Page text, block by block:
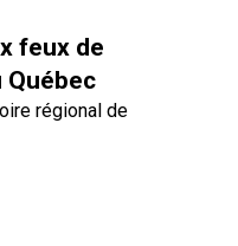
feux de
régional de